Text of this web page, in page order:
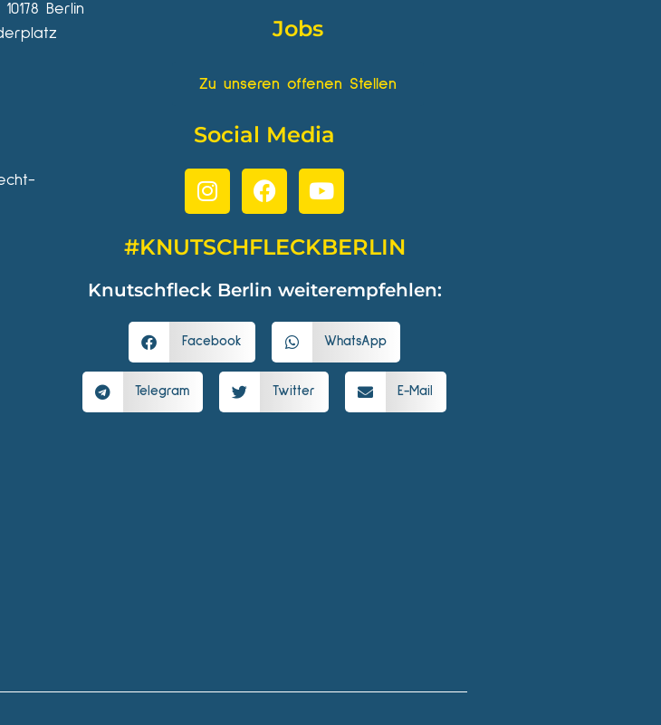
Berlin
Jobs
Zu unseren offenen Stellen
Social Media
#KNUTSCHFLECKBERLIN
Knutschfleck Berlin weiterempfehlen:
Facebook WhatsApp
Telegram Twitter E-Mail